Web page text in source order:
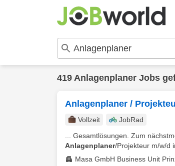
419 Anlagenplaner Jobs
Anlagenplaner /
Vollzeit
JobRad
... Gesamtlösungen. Zum
Anlagenplaner/Projekteur m/w/d
Masa GmbH Business Unit